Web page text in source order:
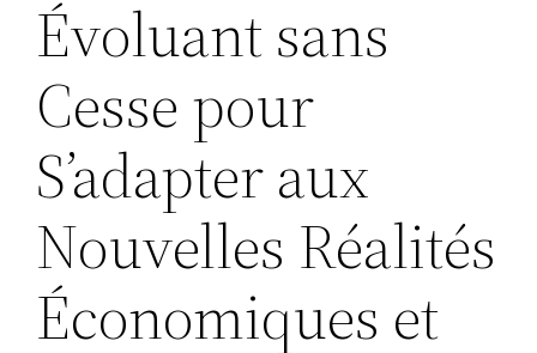
Évoluant sans
Cesse pour
S’adapter aux
Nouvelles Réalités
Économiques et